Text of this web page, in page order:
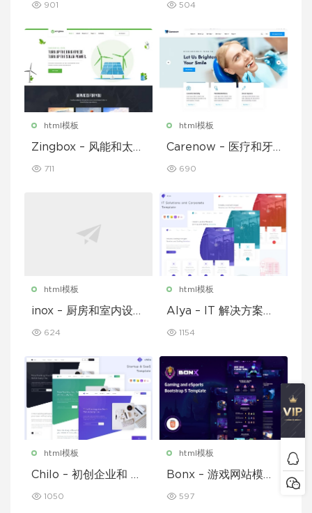
901 504
html模板
Zingbox – 风能和太阳
711
html模板
Carenow – 医疗和牙
690
html模板
inox – 厨房和室内设计
624
html模板
Alya – IT 解决方案和
1154
html模板
Chilo – 初创企业和 Sa
1050
html模板
Bonx – 游戏网站模板
597